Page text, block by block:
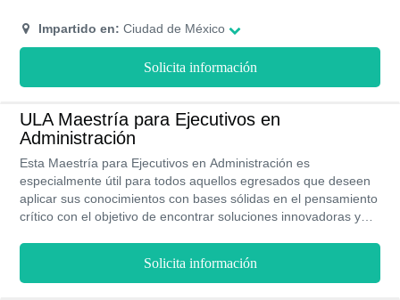
que puedes estudiar bajo la modalidad presencial para asimilar
mejor las enseñanzas.
Impartido en: Ciudad de México
Solicita información
ULA Maestría para Ejecutivos en
Administración
Esta Maestría para Ejecutivos en Administración es
especialmente útil para todos aquellos egresados que deseen
aplicar sus conocimientos con bases sólidas en el pensamiento
crítico con el objetivo de encontrar soluciones innovadoras y
Solicita información